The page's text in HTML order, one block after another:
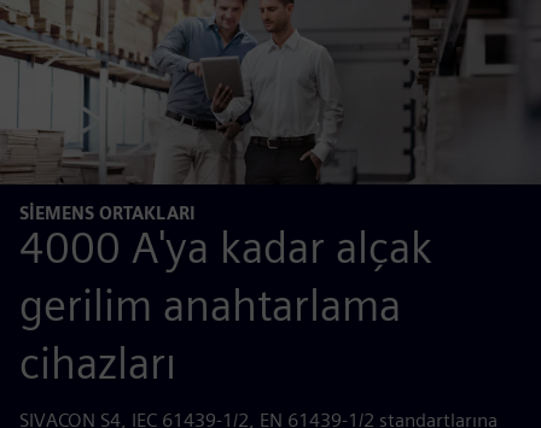
SIEMENS ORTAKLARI
4000 A'ya kadar alçak
gerilim anahtarlama
cihazları
SIVACON S4, IEC 61439-1/2, EN 61439-1/2 standartlarına